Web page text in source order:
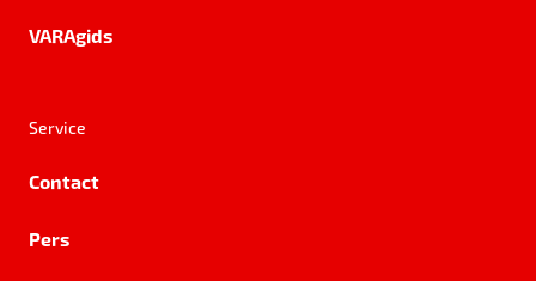
VARAgids
Service
Contact
Pers